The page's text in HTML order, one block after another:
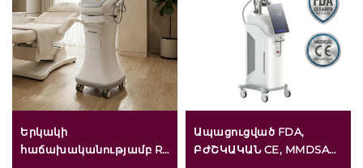
Երկակի
հաճախականությամբ RF
Ապացուցված FDA,
ԲԺՇԿԱԿԱՆ CE, MMDSAP